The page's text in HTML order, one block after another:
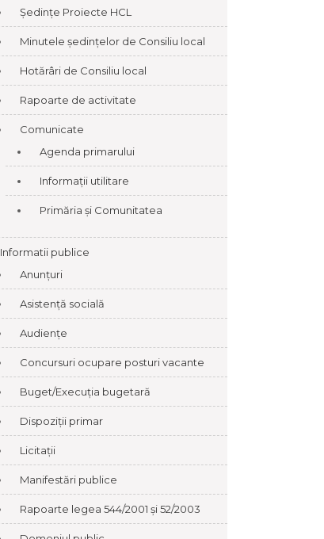
Ședințe Proiecte HCL
Minutele ședințelor de Consiliu local
Hotărâri de Consiliu local
Rapoarte de activitate
Comunicate
Agenda primarului
Informații utilitare
Primăria și Comunitatea
Informatii publice
Anunțuri
Asistență socială
Audiențe
Concursuri ocupare posturi vacante
Buget/Execuția bugetară
Dispoziții primar
Licitații
Manifestări publice
Rapoarte legea 544/2001 și 52/2003